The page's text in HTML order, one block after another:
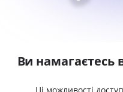
Ви намагаєтесь